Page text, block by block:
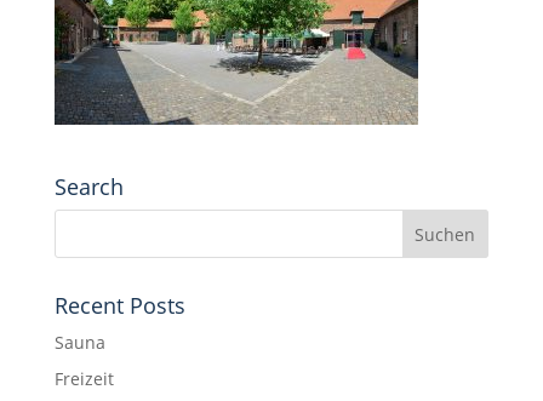
Search
Recent Posts
Sauna
Freizeit